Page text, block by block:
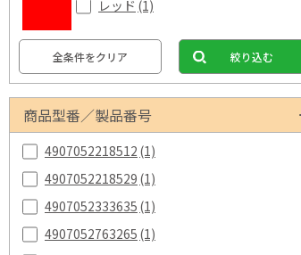
レッド (1)
全条件をクリア 絞り込む
商品型番／製品番号
4907052218512 (1)
4907052218529 (1)
4907052333635 (1)
4907052763265 (1)